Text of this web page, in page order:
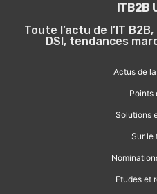
ITB2B
Toute l’actu de l’IT
DSI, tendances
Actus de
Points
Solutions
Sur le
Etudes et